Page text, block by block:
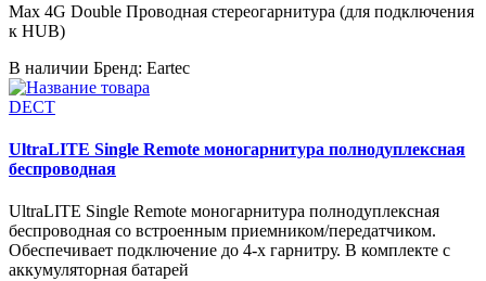
Max 4G Double Проводная стереогарнитура (для подключения
к HUB)
В наличии Бренд: Eartec
DECT
UltraLITE Single Remote моногарнитура полнодуплексная
беспроводная
UltraLITE Single Remote моногарнитура полнодуплексная
беспроводная со встроенным приемником/передатчиком.
Обеспечивает подключение до 4-х гарнитру. В комплекте с
аккумуляторная батарей